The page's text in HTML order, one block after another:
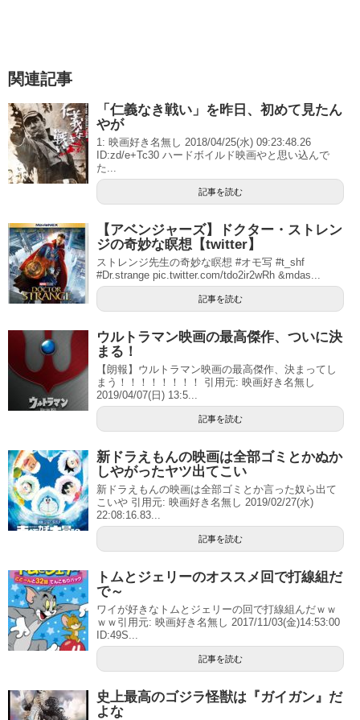
関連記事
「仁義なき戦い」を昨日、初めて見たん
やが
1: 映画好き名無し 2018/04/25(水) 09:23:48.26
ID:zd/e+Tc30 ハードボイルド映画やと思い込んで
た...
記事を読む
【アベンジャーズ】ドクター・ストレン
ジの奇妙な瞑想【twitter】
ストレンジ先生の奇妙な瞑想 #オモ写 #t_shf
#Dr.strange pic.twitter.com/tdo2ir2wRh &mdas...
記事を読む
ウルトラマン映画の最高傑作、ついに決
まる！
【朗報】ウルトラマン映画の最高傑作、決まってし
まう！！！！！！！！ 引用元: 映画好き名無し
2019/04/07(日) 13:5...
記事を読む
新ドラえもんの映画は全部ゴミとかぬか
しやがったヤツ出てこい
新ドラえもんの映画は全部ゴミとか言った奴ら出て
こいや 引用元: 映画好き名無し 2019/02/27(水)
22:08:16.83...
記事を読む
トムとジェリーのオススメ回で打線組だ
で～
ワイが好きなトムとジェリーの回で打線組んだｗｗ
ｗｗ引用元: 映画好き名無し 2017/11/03(金)14:53:00
ID:49S...
記事を読む
史上最高のゴジラ怪獣は『ガイガン』だ
よな